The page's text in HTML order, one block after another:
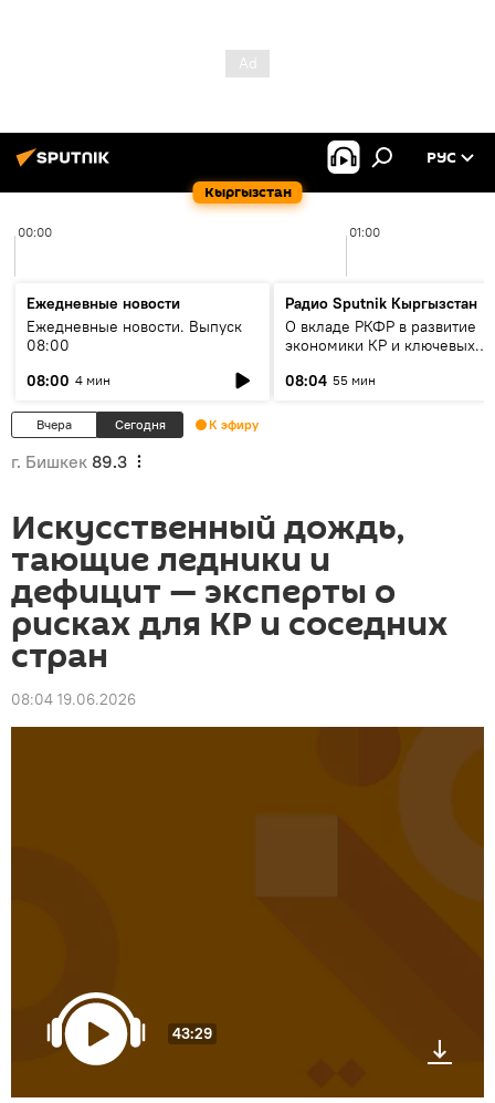
Кыргызстан
РУС
00:00 01:00
Ежедневные новости
Ежедневные новости. Выпуск
08:00
08:00 4 мин
Радио Sputnik Кыргызстан
О вкладе РКФР в развитие
экономики КР и ключевых
08:04 55 мин
Вчера Сегодня К эфиру
г. Бишкек 89.3
Искусственный дождь,
тающие ледники и
дефицит — эксперты о
рисках для КР и соседних
стран
08:04 19.06.2026
43:29